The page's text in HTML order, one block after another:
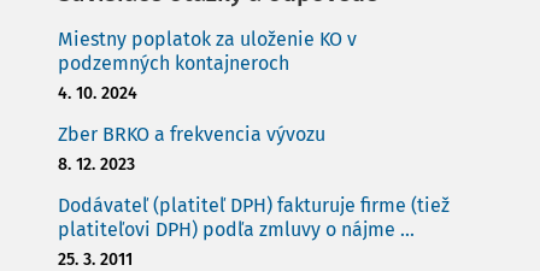
Miestny poplatok za uloženie KO v
podzemných kontajneroch
4. 10. 2024
Zber BRKO a frekvencia vývozu
8. 12. 2023
Dodávateľ (platiteľ DPH) fakturuje firme (tiež
platiteľovi DPH) podľa zmluvy o nájme ...
25. 3. 2011